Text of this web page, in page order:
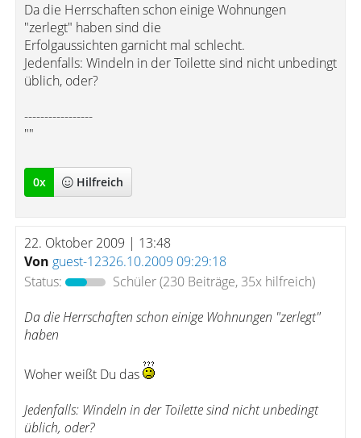
Da die Herrschaften schon einige Wohnungen
"zerlegt" haben sind die
Erfolgaussichten garnicht mal schlecht.
Jedenfalls: Windeln in der Toilette sind nicht unbedingt
üblich, oder?
-----------------
""
0x Hilfreich
22. Oktober 2009 | 13:48
Von guest-12326.10.2009 09:29:18
Status:
Schüler(230 Beiträge, 35x hilfreich)
Da die Herrschaften schon einige Wohnungen "zerlegt"
haben
Woher weißt Du das
Jedenfalls: Windeln in der Toilette sind nicht unbedingt
üblich, oder?